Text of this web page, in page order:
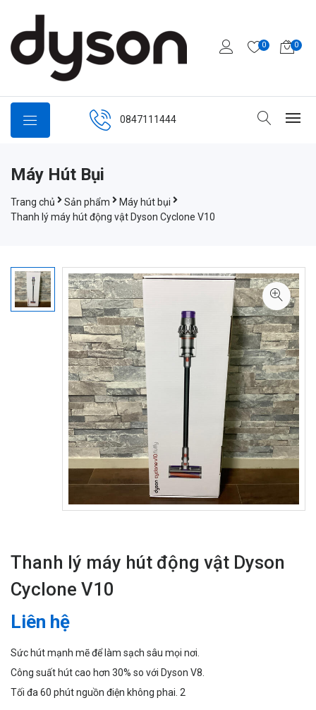
0 0
0847111444
Máy Hút Bụi
Trang chủ Sản phẩm
Máy hút bụi
Thanh lý máy hút động vật Dyson Cyclone V10
Thanh lý máy hút động vật Dyson
Cyclone V10
Liên hệ
Sức hút mạnh mẽ để làm sạch sâu mọi nơi.
Công suất hút cao hơn 30% so với Dyson V8.
Tối đa 60 phút nguồn điện không phai. 2